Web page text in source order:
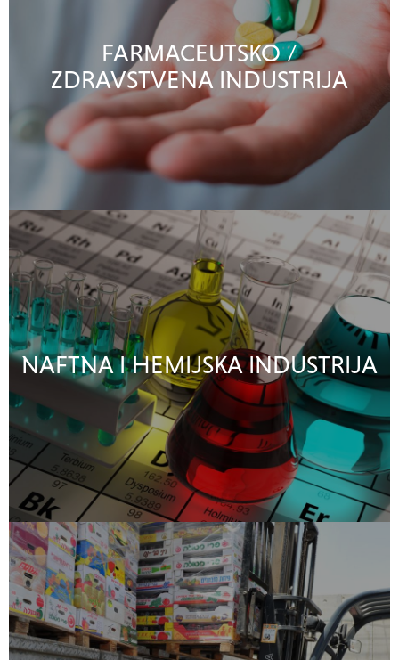
FARMACEUTSKO /
ZDRAVSTVENA INDUSTRIJA
NAFTNA I HEMIJSKA INDUSTRIJA